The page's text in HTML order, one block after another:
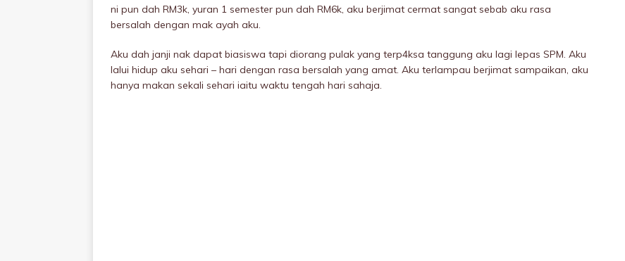
ni pun dah RM3k, yuran 1 semester pun dah RM6k, aku berjimat cermat sangat sebab aku rasa
bersalah dengan mak ayah aku.
Aku dah janji nak dapat biasiswa tapi diorang pulak yang terp4ksa tanggung aku lagi lepas SPM. Aku
lalui hidup aku sehari – hari dengan rasa bersalah yang amat. Aku terIampau berjimat sampaikan, aku
hanya makan sekali sehari iaitu waktu tengah hari sahaja.